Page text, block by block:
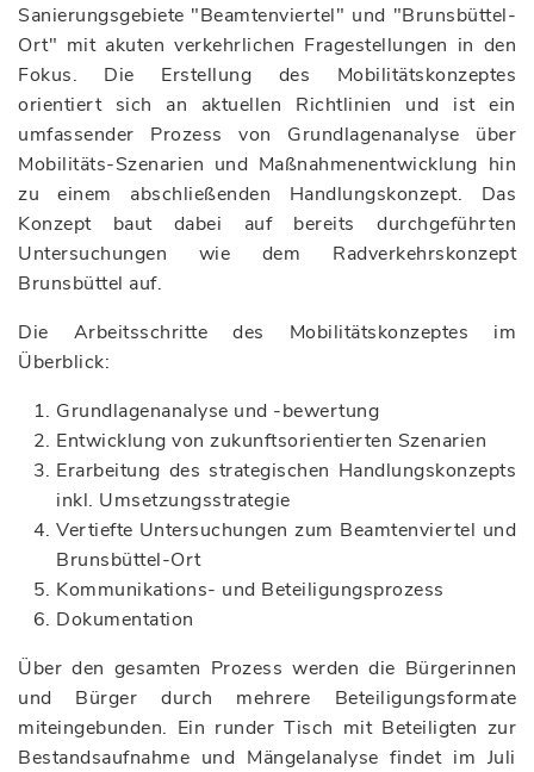
Sanierungsgebiete "Beamtenviertel" und "Brunsbüttel-
Ort" mit akuten verkehrlichen Fragestellungen in den
Fokus. Die Erstellung des Mobilitätskonzeptes
orientiert sich an aktuellen Richtlinien und ist ein
umfassender Prozess von Grundlagenanalyse über
Mobilitäts-Szenarien und Maßnahmenentwicklung hin
zu einem abschließenden Handlungskonzept. Das
Konzept baut dabei auf bereits durchgeführten
Untersuchungen wie dem Radverkehrskonzept
Brunsbüttel auf.
Die Arbeitsschritte des Mobilitätskonzeptes im
Überblick:
Grundlagenanalyse und -bewertung
Entwicklung von zukunftsorientierten Szenarien
Erarbeitung des strategischen Handlungskonzepts
inkl. Umsetzungsstrategie
Vertiefte Untersuchungen zum Beamtenviertel und
Brunsbüttel-Ort
Kommunikations- und Beteiligungsprozess
Dokumentation
Über den gesamten Prozess werden die Bürgerinnen
und Bürger durch mehrere Beteiligungsformate
miteingebunden. Ein runder Tisch mit Beteiligten zur
Bestandsaufnahme und Mängelanalyse findet im Juli